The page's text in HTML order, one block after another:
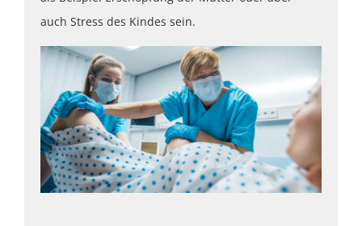
auch Stress des Kindes sein.